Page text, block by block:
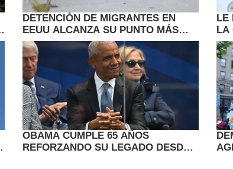
DETENCIÓN DE MIGRANTES EN
EEUU ALCANZA SU PUNTO MÁS
ALTO DURANTE EL GOBIERNO DE
TRUMP
LE
LA
OBAMA CUMPLE 65 AÑOS
REFORZANDO SU LEGADO DESDE